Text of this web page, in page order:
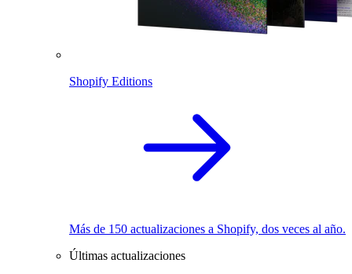
Shopify Editions
Más de 150 actualizaciones a Shopify, dos veces al año.
Últimas actualizaciones